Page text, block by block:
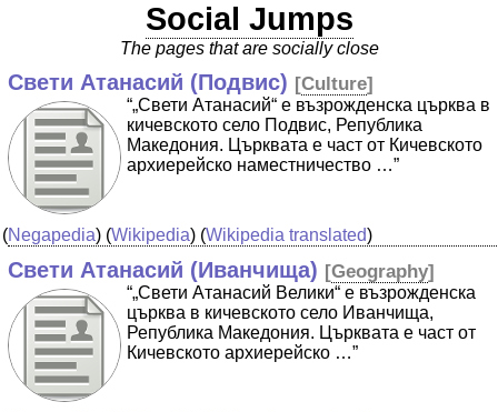
Social Jumps
The pages that are socially close
Свети Атанасий (Подвис) [Culture]
“„Свети Атанасий“ е възрожденска църква в
кичевското село Подвис, Република
Македония. Църквата е част от Кичевското
архиерейско наместничество …”
(Negapedia) (Wikipedia) (Wikipedia translated)
Свети Атанасий (Иванчища) [Geography]
“„Свети Атанасий Велики“ е възрожденска
църква в кичевското село Иванчища,
Република Македония. Църквата е част от
Кичевското архиерейско …”